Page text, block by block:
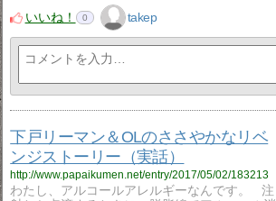
いいね！
0 takep
下戸リーマン＆OLのささやかなリベ
ンジストーリー（実話）
http://www.papaikumen.net/entry/2017/05/02/183213
わたし、アルコールアレルギーなんです。 注